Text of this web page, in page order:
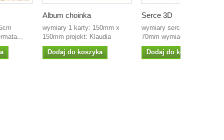
Album choinka
wymiary 1 karty: 150mm x
150mm projekt: Klaudia
Dodaj do koszyka
Serce 3D
wymiary serca: 65mm x
70mm wymiar arkusza:...
Dodaj do koszyka